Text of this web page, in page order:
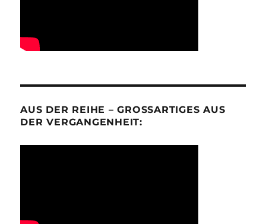
AUS DER REIHE – GROSSARTIGES AUS D
ER VERGANGENHEIT: